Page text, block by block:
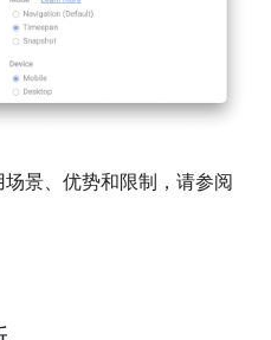
景、优势和限制，请参阅